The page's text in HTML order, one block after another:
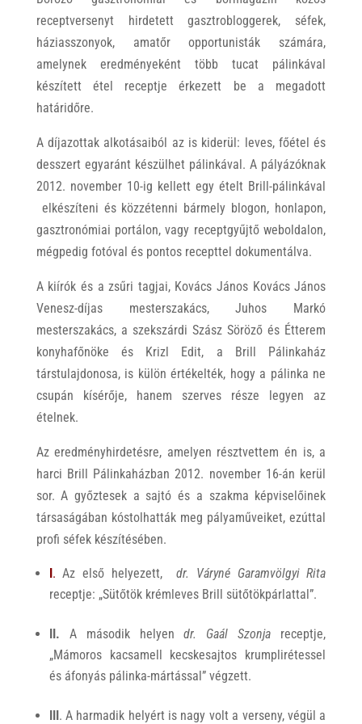
receptversenyt hirdetett gasztrobloggerek, séfek,
háziasszonyok, amatőr opportunisták számára,
amelynek eredményeként több tucat pálinkával
készített étel receptje érkezett be a megadott
határidőre.
A díjazottak alkotásaiból az is kiderül: leves, főétel és
desszert egyaránt készülhet pálinkával. A pályázóknak
2012. november 10-ig kellett egy ételt Brill-pálinkával
elkészíteni és közzétenni bármely blogon, honlapon,
gasztronómiai portálon, vagy receptgyűjtő weboldalon,
mégpedig fotóval és pontos recepttel dokumentálva.
A kiírók és a zsűri tagjai, Kovács János Kovács János
Venesz-díjas mesterszakács, Juhos Markó
mesterszakács, a szekszárdi Szász Söröző és Étterem
konyhafőnöke és Krizl Edit, a Brill Pálinkaház
társtulajdonosa, is külön értékelték, hogy a pálinka ne
csupán kísérője, hanem szerves része legyen az
ételnek.
Az eredményhirdetésre, amelyen résztvettem én is, a
harci Brill Pálinkaházban 2012. november 16-án kerül
sor. A győztesek a sajtó és a szakma képviselőinek
társaságában kóstolhatták meg pályaműveiket, ezúttal
profi séfek készítésében.
I. Az első helyezett,dr. Váryné Garamvölgyi Rita
receptje: „Sütőtök krémleves Brill sütőtökpárlattal”.
II. A második helyendr. Gaál Szonja receptje,
„Mámoros kacsamell kecskesajtos krumplirétessel
és áfonyás pálinka-mártással” végzett.
III. A harmadik helyért is nagy volt a verseny, végül a